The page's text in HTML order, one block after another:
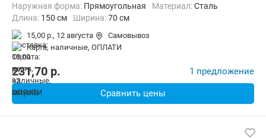
Наружная форма: Прямоугольная Материал:Сталь
Длина: 150 см Ширина:70 см
15,00 р., 12 августа
Самовывоз
карта, наличные, ОПЛАТИ
231,70 p. 1 предложение
Сравнить цены